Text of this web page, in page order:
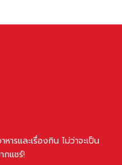
ารและเรื่องกิน ไม่ว่าจะเป็น
กแชร์!